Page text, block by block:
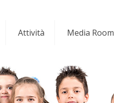
Attività Media Room